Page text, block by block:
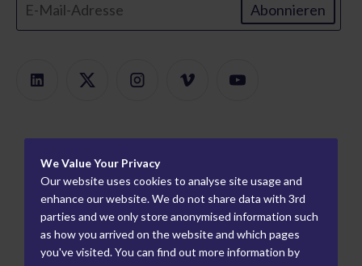
Abonnieren
Produktfinder
Modulare Halterung
Plattenmontierer
Flexo-Proofing
Karriere
Wie wir arbeiten
Wer wir sind
Information
Weltweite Partner
Industriepartner
We Value Your Privacy
Our website uses cookies to analyse site usage and
enhance our website. We do not share data with 3rd
parties and we only store anonymised information such
as how you arrived on the website and which pages
you've visited. You can find out more information by